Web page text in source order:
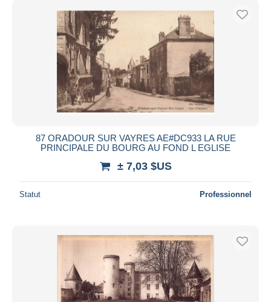
87 ORADOUR SUR VAYRES AE#DC933 LA RUE
PRINCIPALE DU BOURG AU FOND L EGLISE
± 7,03 $US
Statut Professionnel